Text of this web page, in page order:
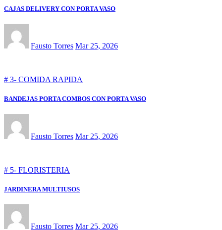
CAJAS DELIVERY CON PORTA VASO
Fausto Torres Mar 25, 2026
# 3- COMIDA RAPIDA
BANDEJAS PORTA COMBOS CON PORTA VASO
Fausto Torres Mar 25, 2026
# 5- FLORISTERIA
JARDINERA MULTIUSOS
Fausto Torres Mar 25, 2026